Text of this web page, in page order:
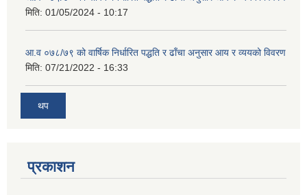
मिति: 01/05/2024 - 10:17
आ.व ०७८/७९ को वार्षिक निर्धारित पद्धति र ढाँचा अनुसार आय र व्ययको विवरण
मिति: 07/21/2022 - 16:33
थप
प्रकाशन